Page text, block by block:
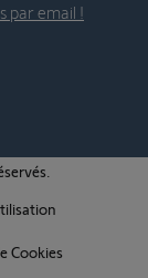
par email !
Cookies